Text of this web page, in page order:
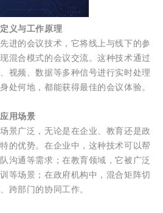
义与工作原理
进的会议技术，它将线上与线下的参
混合模式的会议交流。这种技术通过
视频、数据等多种信号进行实时处理
处何地，都能获得最佳的会议体验。
用场景
景广泛，无论是在企业、教育还是政
的优势。在企业中，这种技术可以帮
沟通等需求；在教育领域，它被广泛
等场景；在政府机构中，混合矩阵切
跨部门的协同工作。